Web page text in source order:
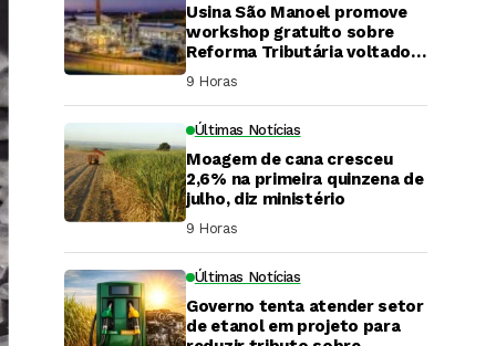
Usina São Manoel promove
workshop gratuito sobre
Reforma Tributária voltado
ao agronegócio.
9 Horas ⁮
Últimas Notícias
Moagem de cana cresceu
2,6% na primeira quinzena de
julho, diz ministério
9 Horas ⁮
Últimas Notícias
Governo tenta atender setor
de etanol em projeto para
DaCana Cast